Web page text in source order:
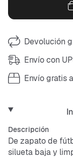
Devolución
Envío con
Envío gratis
Descripción
De zapato de
silueta baja y